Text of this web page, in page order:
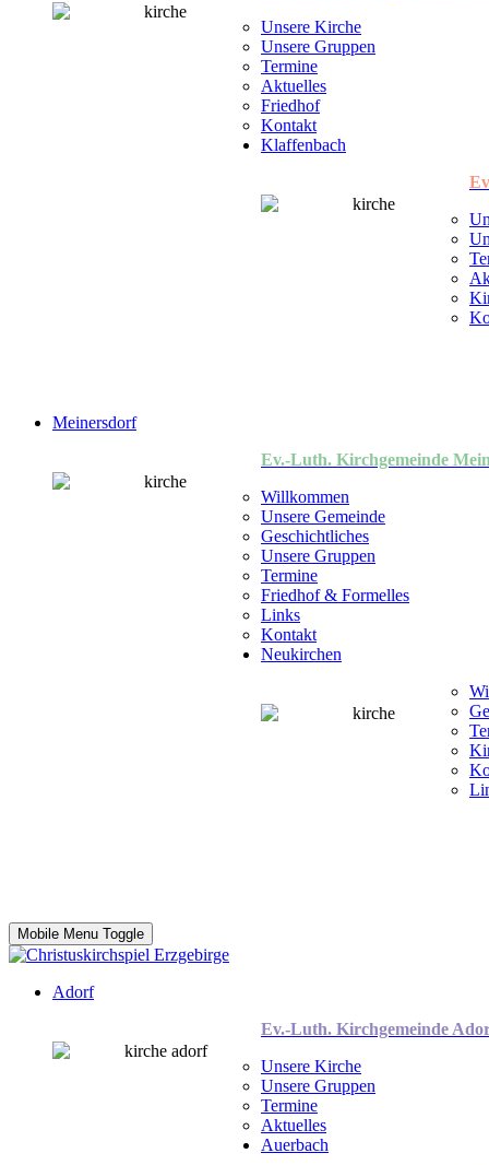
Unsere Kirche
Unsere Gruppen
Termine
Aktuelles
Friedhof
Kontakt
Klaffenbach
Meinersdorf
Ev.-Luth. Kirchgemeinde
Willkommen
Unsere Gemeinde
Geschichtliches
Unsere Gruppen
Termine
Friedhof & Formelles
Links
Kontakt
Neukirchen
Mobile Menu Toggle
Adorf
Ev.-Luth. Kirchgemeinde
Unsere Kirche
Unsere Gruppen
Termine
Aktuelles
Auerbach